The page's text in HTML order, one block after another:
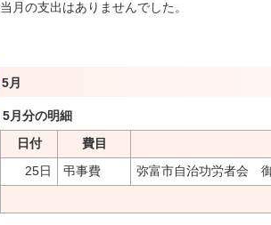
当月の支出はありませんでした。
5月
5月分の明細
日付 費目
25日 弔事費 弥富市自治功労者会